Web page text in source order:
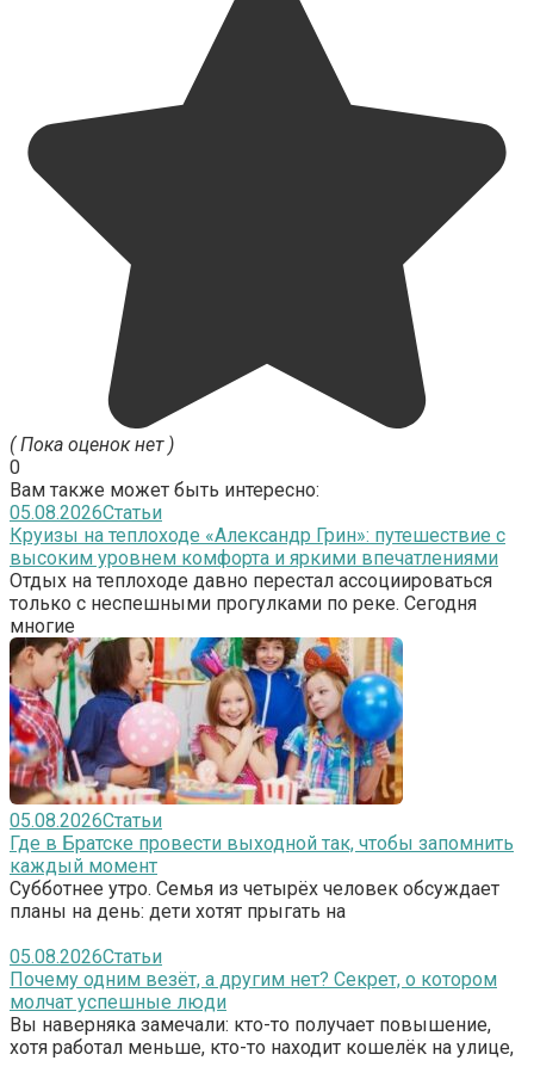
( Пока оценок нет )
0
Вам также может быть интересно:
05.08.2026Статьи
Круизы на теплоходе «Александр Грин»: путешествие с
высоким уровнем комфорта и яркими впечатлениями
Отдых на теплоходе давно перестал ассоциироваться
только с неспешными прогулками по реке. Сегодня
многие
05.08.2026Статьи
Где в Братске провести выходной так, чтобы запомнить
каждый момент
Субботнее утро. Семья из четырёх человек обсуждает
планы на день: дети хотят прыгать на
05.08.2026Статьи
Почему одним везёт, а другим нет? Секрет, о котором
молчат успешные люди
Вы наверняка замечали: кто-то получает повышение,
хотя работал меньше, кто-то находит кошелёк на улице,